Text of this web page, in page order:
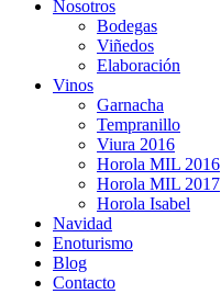
Nosotros
Bodegas
Viñedos
Elaboración
Vinos
Garnacha
Tempranillo
Viura 2016
Horola MIL 2016
Horola MIL 2017
Horola Isabel
Navidad
Enoturismo
Blog
Contacto